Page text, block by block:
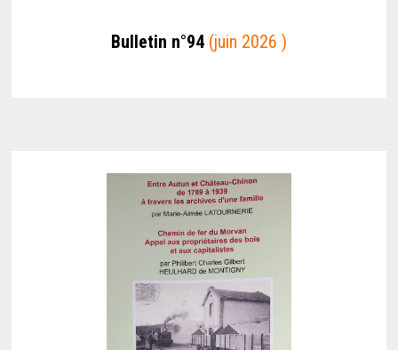
Bulletin n°94(juin 2026 )